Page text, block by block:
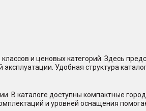
и ценовых категорий. Здесь
Удобная структура
В каталоге доступны компактные
и уровней оснащения